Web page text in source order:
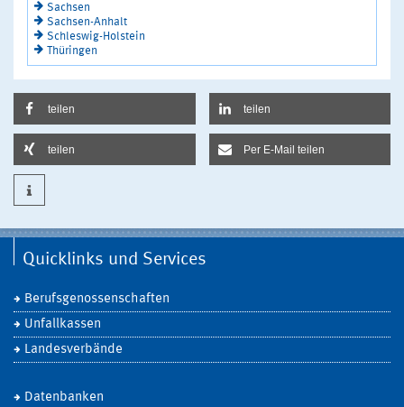
Sachsen
Sachsen-Anhalt
Schleswig-Holstein
Thüringen
teilen teilen
teilen Per E-Mail teilen
Quicklinks und Services
Berufsgenossenschaften
Unfallkassen
Landesverbände
Datenbanken